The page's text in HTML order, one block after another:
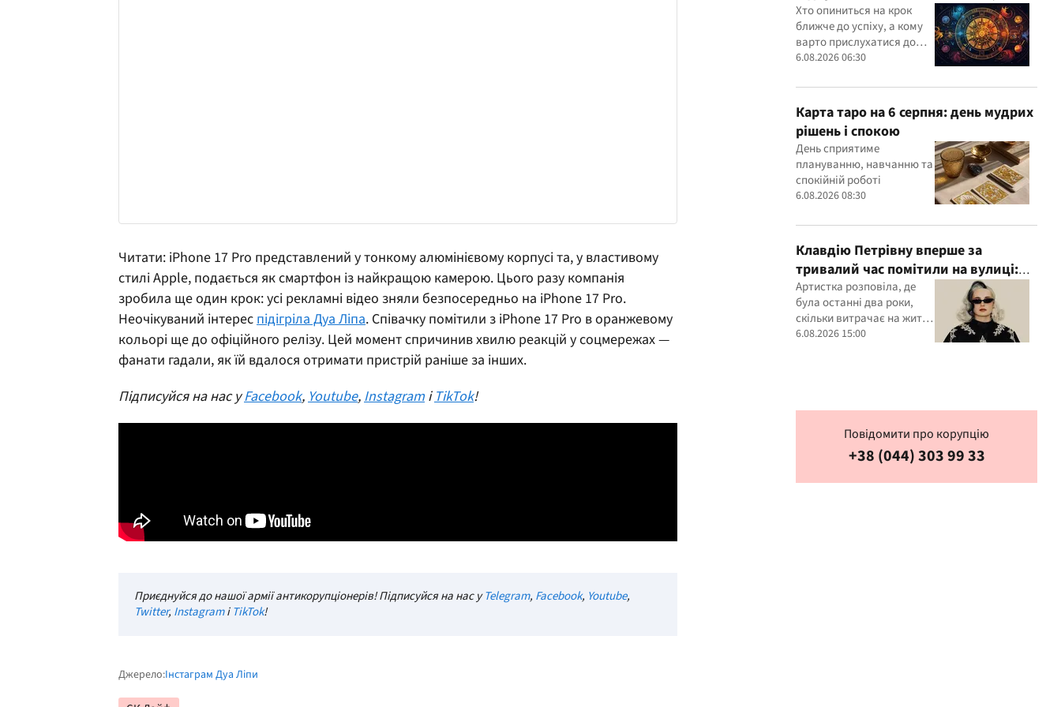
Читати: iPhone 17 Pro представлений у тонкому алюмінієвому корпусі та, у властивому
стилі Apple, подається як смартфон із найкращою камерою. Цього разу компанія
зробила ще один крок: усі рекламні відео зняли безпосередньо на iPhone 17 Pro.
Неочікуваний інтерес підігріла Дуа Ліпа. Співачку помітили з iPhone 17 Pro в оранжевому
кольорі ще до офіційного релізу. Цей момент спричинив хвилю реакцій у соцмережах —
фанати гадали, як їй вдалося отримати пристрій раніше за інших.
Підписуйся на нас уFacebook, Youtube, Instagram і TikTok!
Приєднуйся до нашої армії антикорупціонерів! Підписуйся на нас уTelegram, Facebook, Youtube,
Twitter, InstagramіTikTok!
Джерело:Інстаграм Дуа Ліпи
кому варто довіритися інтуїції
Хто опиниться на крок
ближче до успіху, а кому
варто прислухатися до
інтуїції
6.08.2026 06:30
Карта таро на 6 серпня: день мудрих
рішень і спокою
День сприятиме
плануванню, навчанню та
спокійній роботі
6.08.2026 08:30
Клавдію Петрівну вперше за
тривалий час помітили на вулиці:
співачка розкрила подробиці свого
життя
Артистка розповіла, де
була останні два роки,
скільки витрачає на життя
та у яку суму обходяться її
6.08.2026 15:00
Повідомити про корупцію
+38 (044) 303 99 33